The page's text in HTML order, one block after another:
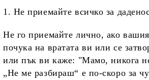
1. Не приемайте всичко за
Не го приемайте лично, ако
почука на вратата ви или се
или пък ви каже: "Мамо, никога
„Не ме разбираш“ е по-скоро за